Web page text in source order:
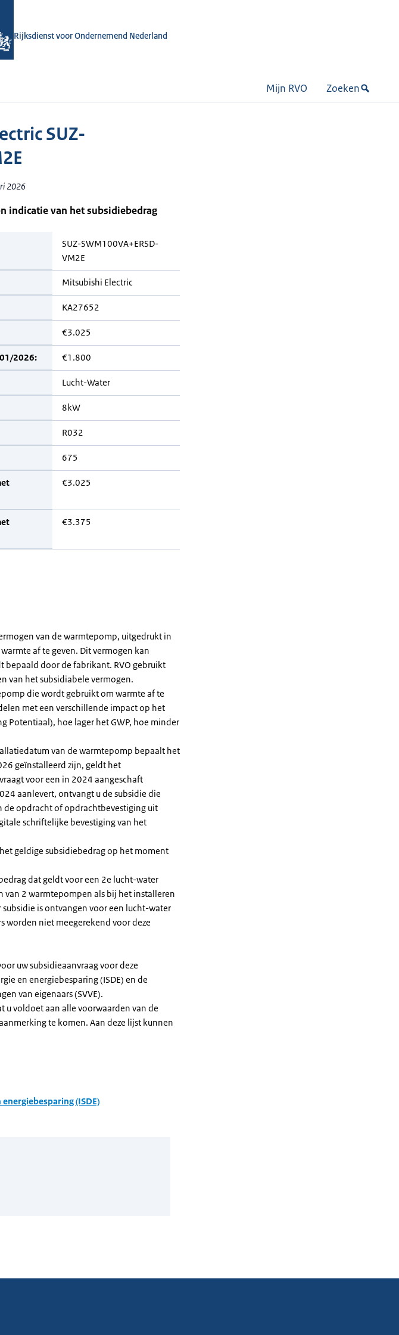
Rijksdienst voor Ondernemend Nederland
Mijn RVO Zoeken
SUZ-
2026
indicatie van het subsidiebedrag
SUZ-SWM100VA+ERSD-
VM2E
Mitsubishi Electric
KA27652
€3.025
2026: €1.800
Lucht-Water
8kW
R032
675
€3.025
€3.375
van de warmtepomp, uitgedrukt in
af te geven. Dit vermogen kan
door de fabrikant. RVO gebruikt
van het subsidiabele vermogen.
die wordt gebruikt om warmte af te
met een verschillende impact op het
Potentiaal), hoe lager het GWP, hoe minder
van de warmtepomp bepaalt het
geïnstalleerd zijn, geldt het
voor een in 2024 aangeschaft
aanlevert, ontvangt u de subsidie die
de opdracht of opdrachtbevestiging uit
schriftelijke bevestiging van het
geldige subsidiebedrag op het moment
dat geldt voor een 2e lucht-water
2 warmtepompen als bij het installeren
is ontvangen voor een lucht-water
niet meegerekend voor deze
uw subsidieaanvraag voor deze
en energiebesparing (ISDE) en de
van eigenaars (SVVE).
u voldoet aan alle voorwaarden van de
te komen. Aan deze lijst kunnen
(ISDE)